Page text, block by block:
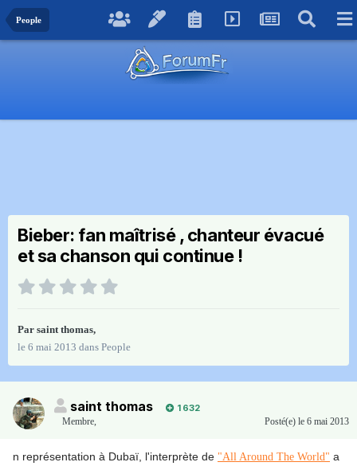
People
Bieber: fan maîtrisé , chanteur évacué
et sa chanson qui continue !
Par saint thomas,
le 6 mai 2013 dans People
saint thomas
1 632
Membre, Posté(e) le 6 mai 2013
n représentation à Dubaï, l'interprète de "All Around The World" a